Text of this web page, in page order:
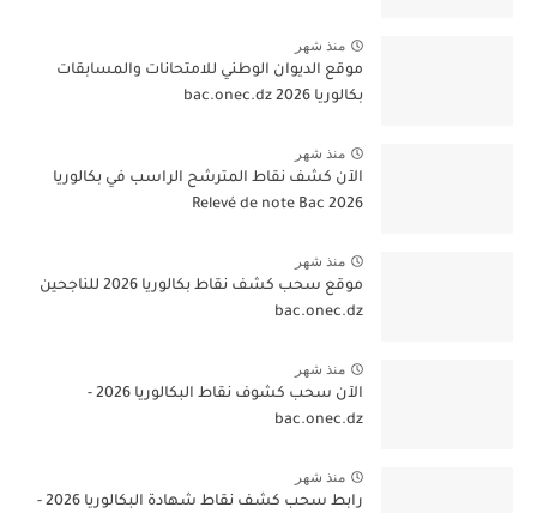
منذ شهر
موقع الديوان الوطني للامتحانات والمسابقات
بكالوريا 2026 bac.onec.dz
منذ شهر
الآن كشف نقاط المترشح الراسب في بكالوريا
2026 Relevé de note Bac
منذ شهر
موقع سحب كشف نقاط بكالوريا 2026 للناجحين
bac.onec.dz
منذ شهر
الآن سحب كشوف نقاط البكالوريا 2026 -
bac.onec.dz
منذ شهر
رابط سحب كشف نقاط شهادة البكالوريا 2026 -